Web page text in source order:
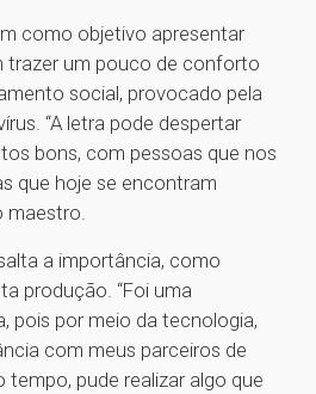
como objetivo apresentar
trazer um pouco de conforto
social, provocado pela
“A letra pode despertar
bons, com pessoas que nos
que hoje se encontram
maestro.
a importância, como
produção. “Foi uma
pois por meio da tecnologia,
com meus parceiros de
tempo, pude realizar algo que